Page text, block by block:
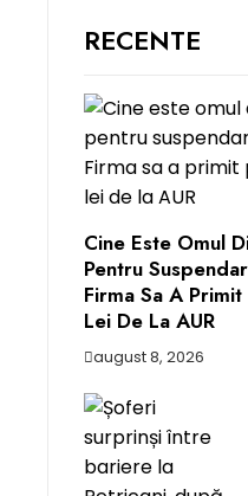
RECENTE
Cine Este Omul
Pentru
Firma Sa A
Lei De La AUR
august 8, 2026